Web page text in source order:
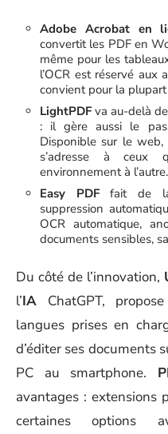
Adobe Acrobat en
convertit les PDF en
même pour les
l’OCR est réservé aux
convient pour la
LightPDF va au-delà
: il gère aussi le
Disponible sur le
s’adresse à ceux
environnement à l’autre.
Easy PDFfait de la
suppression
OCR automatique,
documents sensibles,
Du côté de l’innovation,
l’IA ChatGPT,
langues prises en
d’éditer ses documents
PC au smartphone.
avantages : extensions
certaines options